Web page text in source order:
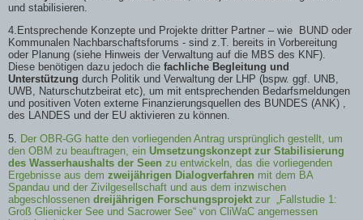
und stabilisieren.
4.Entsprechende Konzepte und Projekte dritter Partner – wie
BUND oder
Kommunalen Nachbarschaftsforums - sind z.T. bereits in Vorbereitung
oder Planung (siehe Hinweis der Verwaltung auf die MBS des KNF).
Diese benötigen dazu jedoch die fachliche Begleitung und
Unterstützung durch Politik und Verwaltung der LHP (bspw. ggf. UNB,
UWB, Naturschutzbeirat etc), um mit entsprechenden Bedarfsmeldungen
und positiven Voten externe Finanzierungsquellen des BUNDES (ANK) ,
des LANDES und der EU aktivieren zu können.
5. Der OBR-GG hatte den vorliegenden Antrag ursprünglich gestellt, um
den OBM zu beauftragen, ein Umsetzungskonzept zur Stabilisierung
des Wasserhaushalts der Seen zu entwickeln, das die vorliegenden
Ergebnisse aus dem zweijährigen Dialogverfahren mit dem BA
Spandau und der Zivilgesellschaft und aus dem inzwischen
abgeschlossenen dreijährigen Forschungsprojekt zur
„Fallstudie 1:
Groß Glienicker See und Sacrower See“ von CliWaC angemessen